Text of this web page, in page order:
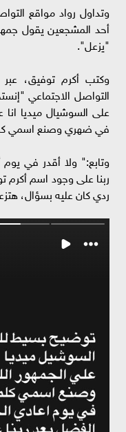
وتداول رواد مواقع
أحد المشجعين يقول
"يزعل".
وكتب أكرم توفيق،
التواصل الاجتماعي
على السوشيال ميديا
في ضهري وصنع اسمي
وتابع:" ولا أقدر في
ربنا على وجود اسم أكرم
ردي كان عليه بسؤال،